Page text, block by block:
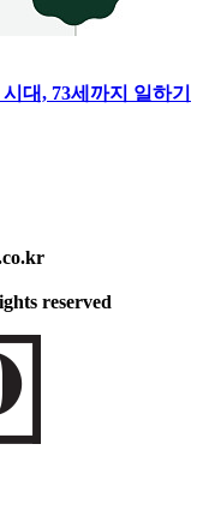
대, 73세까지 일하기
reserved